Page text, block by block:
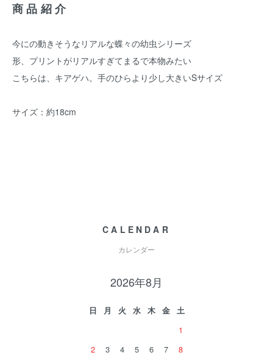
商品紹介
今にの動きそうなリアルな蝶々の幼虫シリーズ
形、プリントがリアルすぎてまるで本物みたい
こちらは、キアゲハ。手のひらより少し大きいSサイズ
サイズ：約18cm
CALENDAR
カレンダー
2026年8月
日 月 火 水 木 金
土
1
2
3 4 5 6 7
8